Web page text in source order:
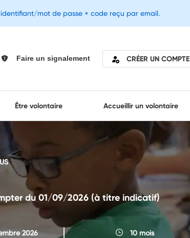
Faire un signalement CRÉER UN COMPTE
Être volontaire Accueillir un volontaire
du 01/09/2026 (à titre indicatif)
2026 10 mois
mot de passe + code reçu par email.